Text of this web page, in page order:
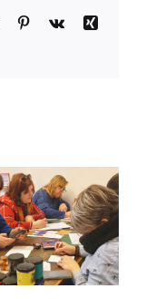
Tumblr Pinterest
Vk
Xing